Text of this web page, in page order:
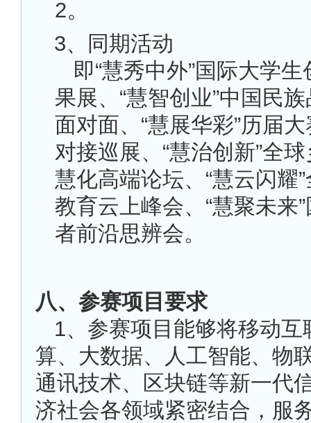
2。
3、同期活动
即“慧秀中外”国际大学
果展、“慧智创业”中国民
面对面、“慧展华彩”历届
对接巡展、“慧治创新”全
慧化高端论坛、“慧云闪耀
教育云上峰会、“慧聚未来
者前沿思辨会。
八、参赛项目要求
1、参赛项目能够将移动互
算、大数据、人工智能、物
通讯技术、区块链等新一代
济社会各领域紧密结合，服